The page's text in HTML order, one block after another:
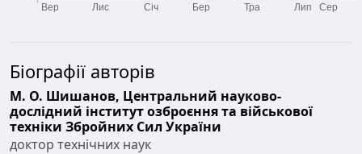
Біографії авторів
М. О. Шишанов, Центральний науково-
дослідний інститут озброєння та військової
техніки Збройних Сил України
доктор технічних наук